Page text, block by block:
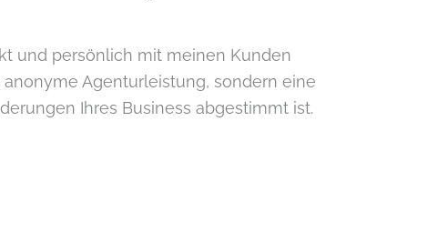
und persönlich mit meinen Kunden
Agenturleistung, sondern eine
Ihres Business abgestimmt ist.